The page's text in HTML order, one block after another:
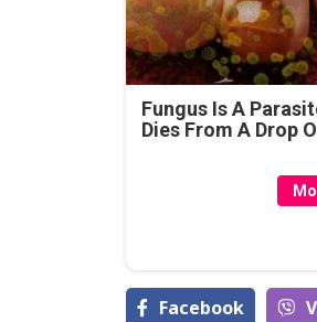
Fungus Is A
Dies From A Drop
Facebook